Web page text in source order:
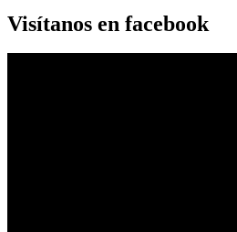
Visítanos en facebook